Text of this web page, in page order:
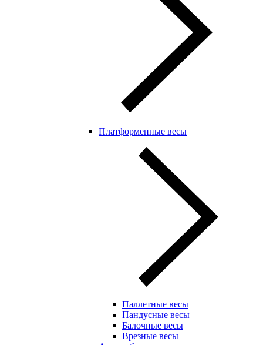
Платформенные весы
Паллетные весы
Пандусные весы
Балочные весы
Врезные весы